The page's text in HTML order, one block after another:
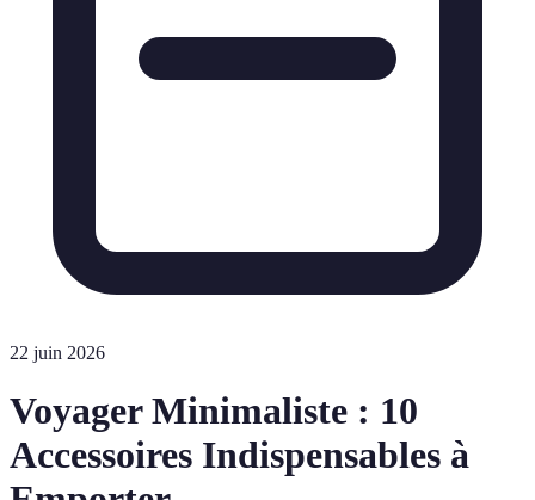
22 juin 2026
Voyager Minimaliste : 10
Accessoires Indispensables à